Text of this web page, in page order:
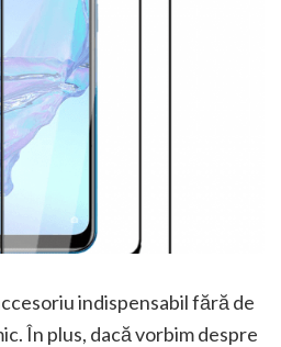
indispensabil fără de
În plus, dacă vorbim despre